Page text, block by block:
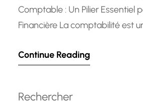
Comptable : Un Pilier Essentiel
Financière La comptabilité est
elle permet de suivre et
la formation comptable est un…
Continue Reading
Rechercher